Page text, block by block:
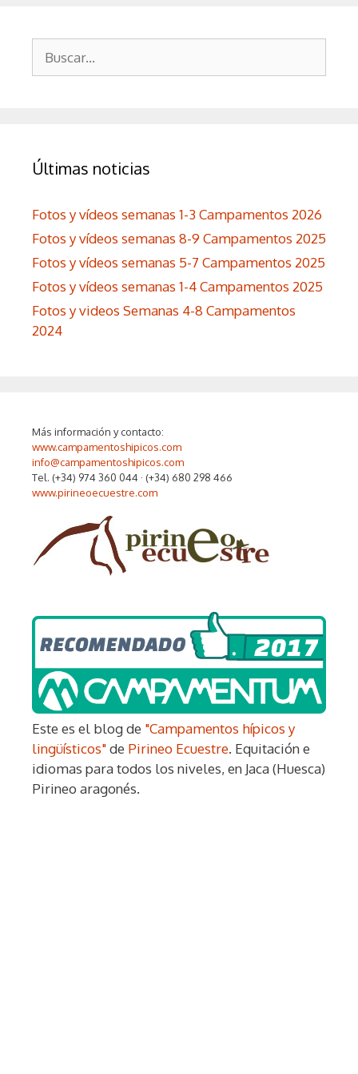
Últimas noticias
Fotos y vídeos semanas 1-3 Campamentos 2026
Fotos y vídeos semanas 8-9 Campamentos 2025
Fotos y vídeos semanas 5-7 Campamentos 2025
Fotos y vídeos semanas 1-4 Campamentos 2025
Fotos y videos Semanas 4-8 Campamentos
2024
Más información y contacto:
www.campamentoshipicos.com
info@campamentoshipicos.com
Tel. (+34) 974 360 044 · (+34) 680 298 466
www.pirineoecuestre.com
Este es el blog de "Campamentos hípicos y
lingüísticos"de Pirineo Ecuestre. Equitación e
idiomas para todos los niveles, en Jaca (Huesca)
Pirineo aragonés.